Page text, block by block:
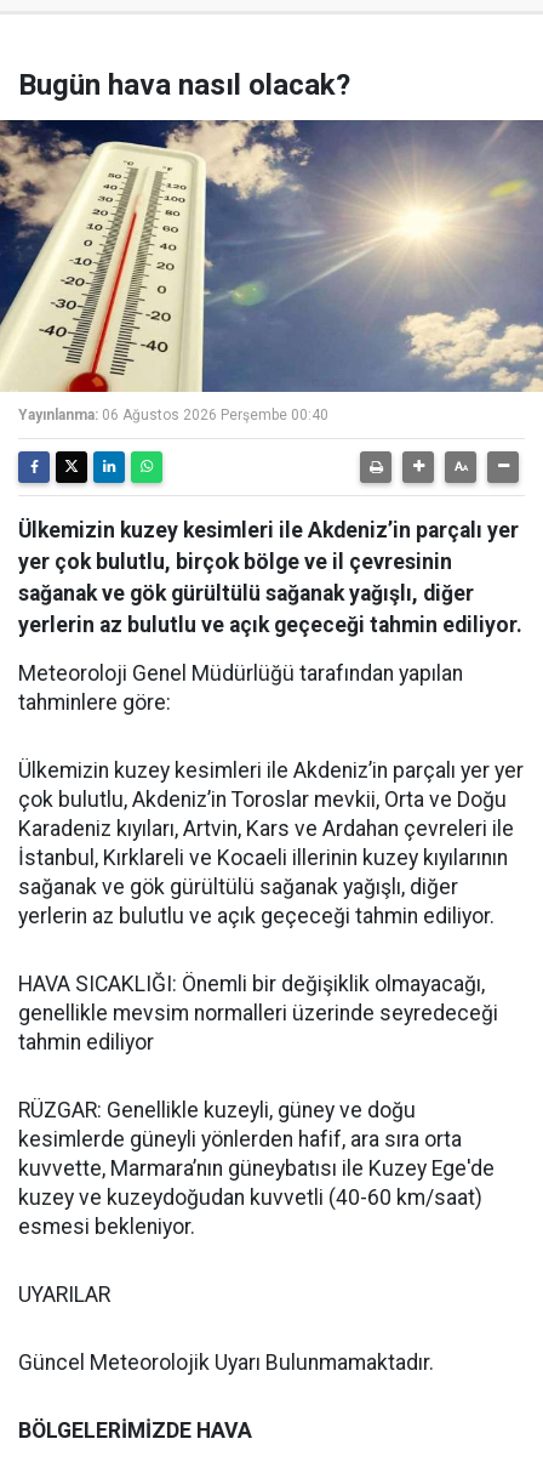
Bugün hava nasıl olacak?
Yayınlanma: 06 Ağustos 2026 Perşembe 00:40
Ülkemizin kuzey kesimleri ile Akdeniz’in parçalı yer
yer çok bulutlu, birçok bölge ve il çevresinin
sağanak ve gök gürültülü sağanak yağışlı, diğer
yerlerin az bulutlu ve açık geçeceği tahmin ediliyor.
Meteoroloji Genel Müdürlüğü tarafından yapılan
tahminlere göre:
Ülkemizin kuzey kesimleri ile Akdeniz’in parçalı yer yer
çok bulutlu, Akdeniz’in Toroslar mevkii, Orta ve Doğu
Karadeniz kıyıları, Artvin, Kars ve Ardahan çevreleri ile
İstanbul, Kırklareli ve Kocaeli illerinin kuzey kıyılarının
sağanak ve gök gürültülü sağanak yağışlı, diğer
yerlerin az bulutlu ve açık geçeceği tahmin ediliyor.
HAVA SICAKLIĞI: Önemli bir değişiklik olmayacağı,
genellikle mevsim normalleri üzerinde seyredeceği
tahmin ediliyor
RÜZGAR: Genellikle kuzeyli, güney ve doğu
kesimlerde güneyli yönlerden hafif, ara sıra orta
kuvvette, Marmara’nın güneybatısı ile Kuzey Ege'de
kuzey ve kuzeydoğudan kuvvetli (40-60 km/saat)
esmesi bekleniyor.
UYARILAR
Güncel Meteorolojik Uyarı Bulunmamaktadır.
BÖLGELERİMİZDE HAVA